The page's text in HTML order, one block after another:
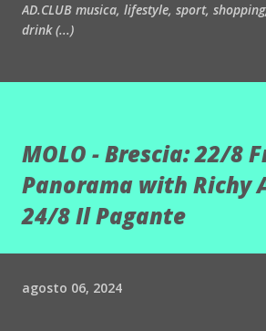
AD.CLUB musica, lifestyle, sport,
drink (...)
MOLO - Brescia: 22/8
Panorama with Richy
24/8 Il Pagante
agosto 06, 2024